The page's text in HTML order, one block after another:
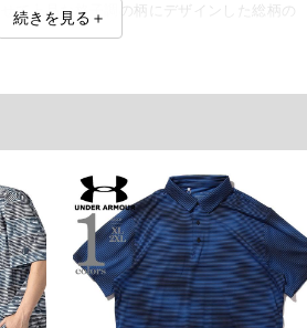
て上品な格子調の柄にデザインした総柄の
1週間以内にご連絡ください。
性質上、返品交換不可とさせて頂いております。予め
合】
。
。（裾上げ無料対象商品は1本につき税込6,000円以
続きを見る＋